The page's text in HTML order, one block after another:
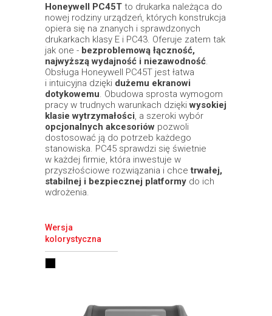
Honeywell PC45T to drukarka należąca do
nowej rodziny urządzeń, których konstrukcja
opiera się na znanych i sprawdzonych
drukarkach klasy E i PC43. Oferuje zatem tak
jak one - bezproblemową łączność,
najwyższą wydajność i niezawodność
Obsługa Honeywell PC45T jest łatwa
i intuicyjna dzięki dużemu ekranowi
dotykowemu . Obudowa sprosta wymogom
pracy w trudnych warunkach dziękiwysokiej
klasie wytrzymałości , a szeroki wybór
opcjonalnych akcesoriów pozwoli
dostosować ją do potrzeb każdego
stanowiska. PC45 sprawdzi się świetnie
w każdej firmie, która inwestuje w
przyszłościowe rozwiązania i chcetrwałej,
stabilnej i bezpiecznej platformy do ich
wdrożenia.
Wersja
kolorystyczna